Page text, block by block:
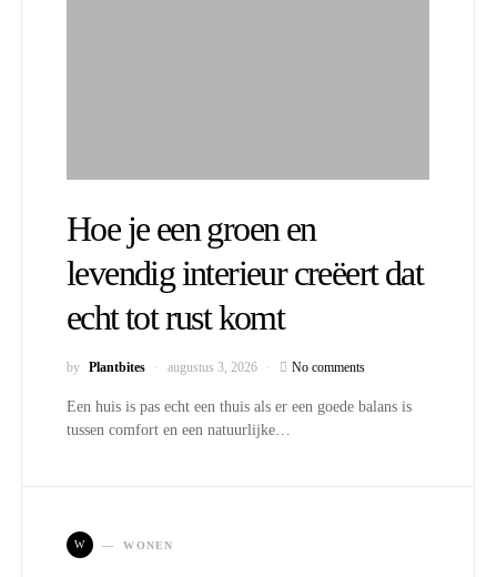
Hoe je een groen en
levendig interieur creëert dat
echt tot rust komt
by Plantbites augustus 3, 2026 No comments
Een huis is pas echt een thuis als er een goede balans is
tussen comfort en een natuurlijke…
W WONEN